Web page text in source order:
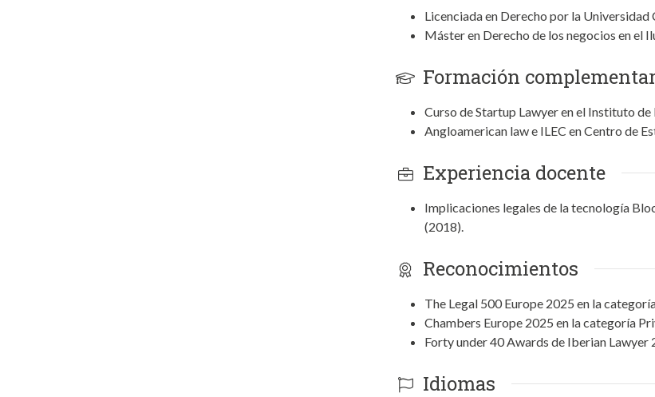
Licenciada en Derecho por la
Máster en Derecho de los negocios en el
Formación
Curso de Startup Lawyer en el Instituto
Angloamerican law e ILEC en Centro de
Experiencia docente
Implicaciones legales de la tecnología
(2018).
Reconocimientos
The Legal 500 Europe 2025 en la
Chambers Europe 2025 en la categoría
Forty under 40 Awards de Iberian Lawyer
Idiomas